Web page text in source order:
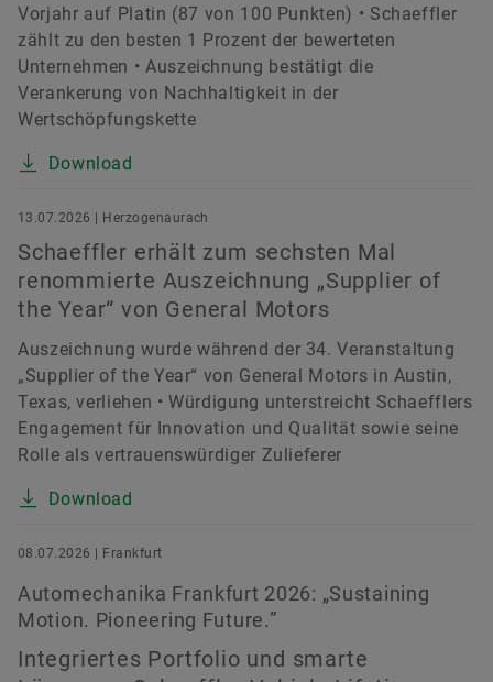
Vorjahr auf Platin (87 von 100 Punkten) • Schaeffler
zählt zu den besten 1 Prozent der bewerteten
Unternehmen • Auszeichnung bestätigt die
Verankerung von Nachhaltigkeit in der
Wertschöpfungskette
Download
13.07.2026 | Herzogenaurach
Schaeffler erhält zum sechsten Mal
renommierte Auszeichnung „Supplier of
the Year“ von General Motors
Auszeichnung wurde während der 34. Veranstaltung
„Supplier of the Year“ von General Motors in Austin,
Texas, verliehen • Würdigung unterstreicht Schaefflers
Engagement für Innovation und Qualität sowie seine
Rolle als vertrauenswürdiger Zulieferer
Download
08.07.2026 | Frankfurt
Automechanika Frankfurt 2026: „Sustaining
Motion. Pioneering Future.”
Integriertes Portfolio und smarte